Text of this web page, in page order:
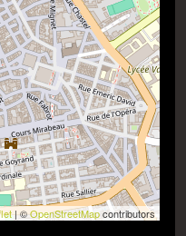
| ©OpenStreetMapcontributors